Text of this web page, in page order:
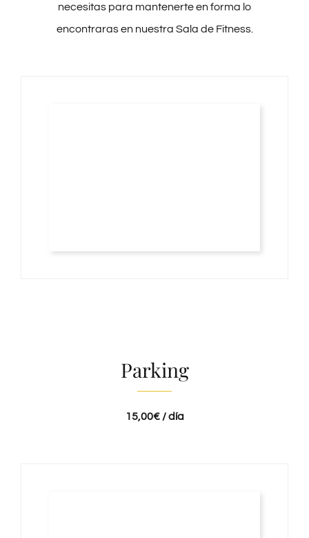
necesitas para mantenerte en forma lo
encontraras en nuestra Sala de Fitness.
Parking
15,00€ / día